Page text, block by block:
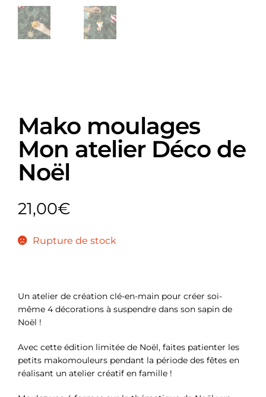
Mako moulages
Mon atelier Déco de
Noël
21,00€
Rupture de stock
Un atelier de création clé-en-main pour créer soi-
même 4 décorations à suspendre dans son sapin de
Noël !
Avec cette édition limitée de Noël, faites patienter les
petits makomouleurs pendant la période des fêtes en
réalisant un atelier créatif en famille !